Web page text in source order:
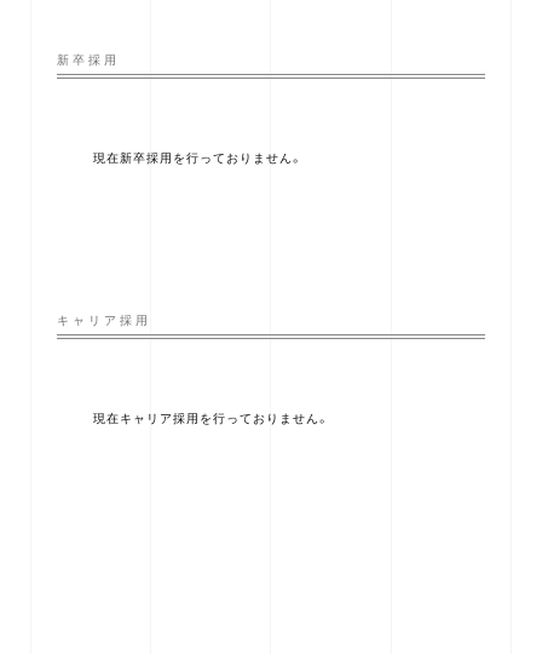
新卒採用
現在新卒採用を行っておりません。
キャリア採用
現在キャリア採用を行っておりません。